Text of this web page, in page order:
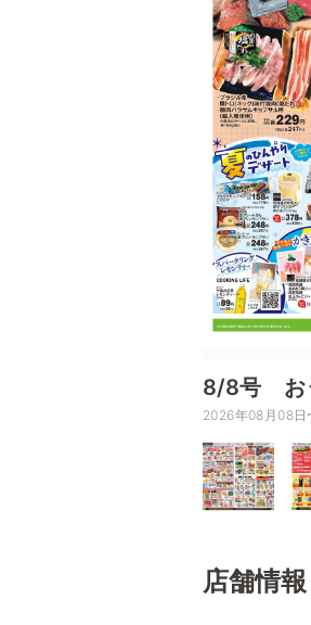
8/8号 お
2026年08月08日
店舗情報